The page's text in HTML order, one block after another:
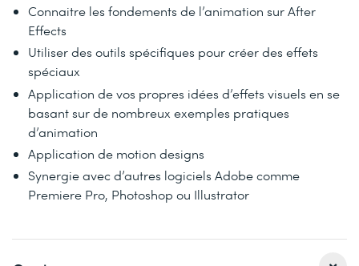
Connaitre les fondements de l’animation sur After
Effects
Utiliser des outils spécifiques pour créer des effets
spéciaux
Application de vos propres idées d’effets visuels en se
basant sur de nombreux exemples pratiques
d’animation
Application de motion designs
Synergie avec d’autres logiciels Adobe comme
Premiere Pro, Photoshop ou Illustrator